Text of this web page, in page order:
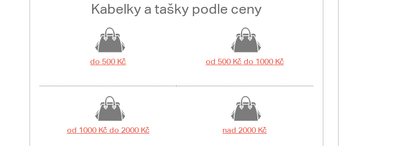
Kabelky a tašky podle ceny
do 500 Kč od 500 Kč do 1000 Kč
od 1000 Kč do 2000 Kč nad 2000 Kč